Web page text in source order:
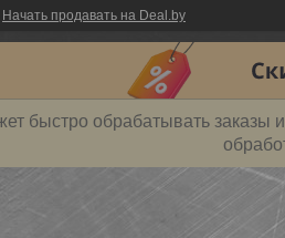
Начать продавать на Deal.by
быстро обрабатывать заказы